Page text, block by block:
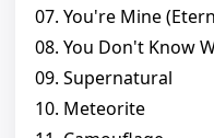
07. You're Mine
08. You Don't Know
09. Supernatural
10. Meteorite